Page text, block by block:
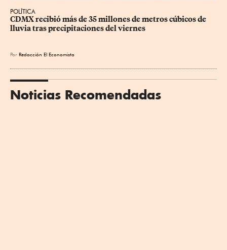
POLÍTICA
CDMX recibió más de 35 millones de metros cúbicos de
lluvia tras precipitaciones del viernes
Por Redacción El Economista
Noticias Recomendadas